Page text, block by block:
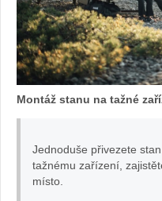
Montáž stanu na tažné
Jednoduše přivezete
tažnému zařízení,
místo.